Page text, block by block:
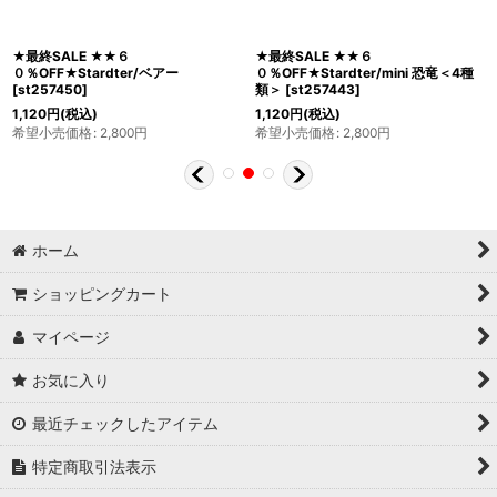
★最終SALE ★★６
０％OFF★Stardter/ベアー
[st257450]
1,120円(税込)
希望小売価格: 2,800円
★最終SALE ★★６
０％OFF★Stardter/mini 恐竜＜4種
類＞ [st257443]
1,120円(税込)
希望小売価格: 2,800円
ホーム
ショッピングカート
マイページ
お気に入り
最近チェックしたアイテム
特定商取引法表示